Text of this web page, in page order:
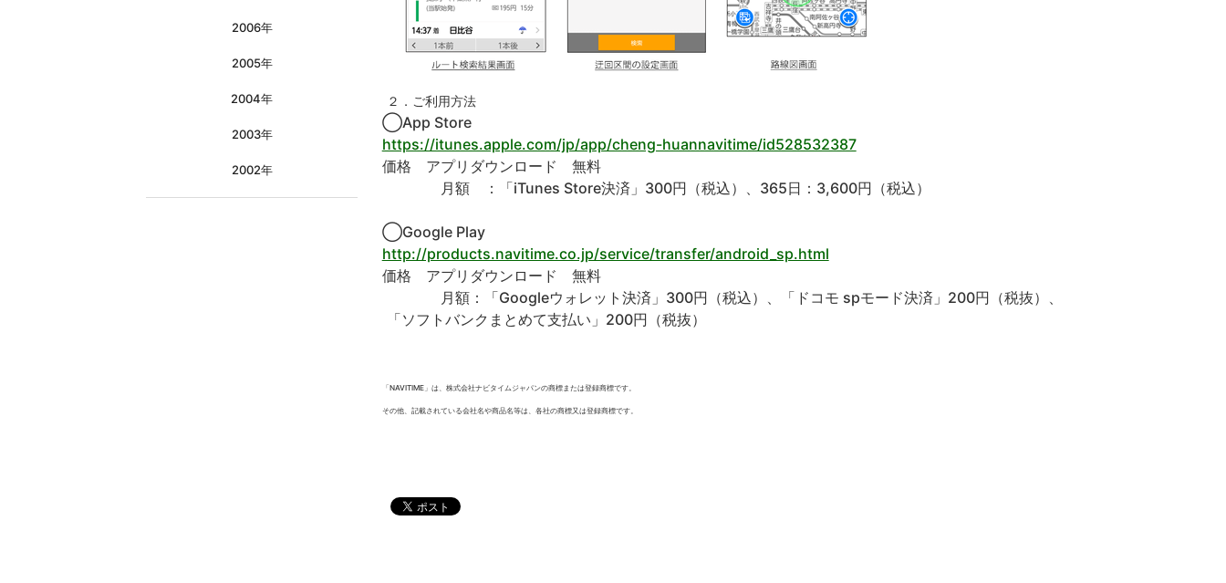
2006年
2005年
2004年
2003年
2002年
２． ご利用方法
◯App Store
https://itunes.apple.com/jp/app/cheng-huannavitime/id528532387
価格 アプリダウンロード 無料
月額 ：「iTunes Store決済」300円（税込）、365日：3,600円（税込）
◯Google Play
http://products.navitime.co.jp/service/transfer/android_sp.html
価格 アプリダウンロード 無料
月額：「Googleウォレット決済」300円（税込）、「ドコモ spモード決済」200円（税抜）、
「ソフトバンクまとめて支払い」200円（税抜）
「NAVITIME」は、株式会社ナビタイムジャパンの商標または登録商標です。
その他、記載されている会社名や商品名等は、各社の商標又は登録商標です。